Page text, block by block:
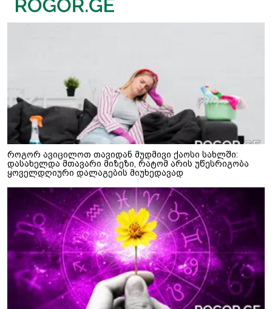
როგორ ავიცილოთ თავიდან მუდმივი ქაოსი სახლში:
დასახელდა მთავარი მიზეზი, რატომ არის უწესრიგობა
ყოველდღიური დალაგების მიუხედავად